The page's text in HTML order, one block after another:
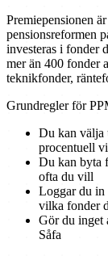
Premiepensionen
pensionsreformen
investeras i fonder
mer än 400 fonder
teknikfonder,
Grundregler för
Du kan välja
procentuell
Du kan byta
ofta du vill
Loggar du in
vilka fonder
Gör du inget
Såfa